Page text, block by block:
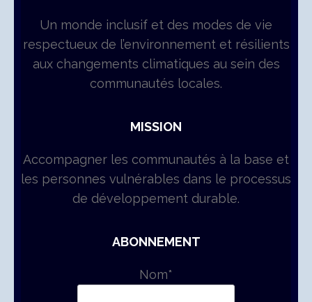
Un monde inclusif et des modes de vie
respectueux de l’environnement et résilients
aux changements climatiques au sein des
communautés locales.
MISSION
Accompagner les communautés à la base et
les personnes vulnérables dans le processus
de développement durable.
ABONNEMENT
Nom*